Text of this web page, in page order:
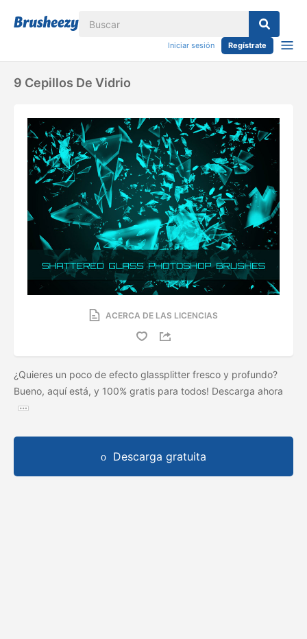
Iniciar sesión Regístrate
9 Cepillos De Vidrio
ACERCA DE LAS LICENCIAS
¿Quieres un poco de efecto glassplitter fresco y profundo?
Bueno, aquí está, y 100% gratis para todos! Descarga ahora
Descarga gratuita